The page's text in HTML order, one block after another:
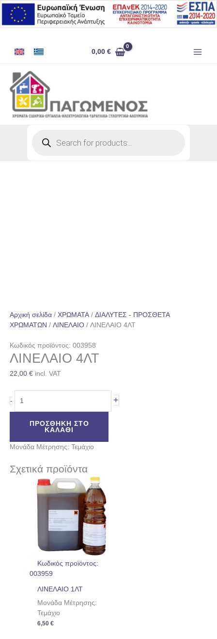
Μετάβαση
στο
περιεχόμενο
0,00€
Αρχική σελίδα / ΧΡΩΜΑΤΑ / ΔΙΑΛΥΤΕΣ - ΠΡΟΣΘΕΤΑ
ΧΡΩΜΑΤΩΝ / ΛΙΝΕΛΑΙΟ / ΛΙΝΕΛΑΙΟ 4ΛΤ
Κωδικός προϊόντος: 003958
ΛΙΝΕΛΑΙΟ 4ΛΤ
22,00 € incl. VAT
-
4ΛΤ
+
ΠΡΟΣΘΉΚΗ ΣΤΟ
ΚΑΛΆΘΙ
Μονάδα Μέτρησης: Τεμάχιο
Σχετικά προϊόντα
Κωδικός προϊόντος:
003959
ΛΙΝΕΛΑΙΟ 1ΛΤ
Μονάδα Μέτρησης:
Τεμάχιο
6,50€